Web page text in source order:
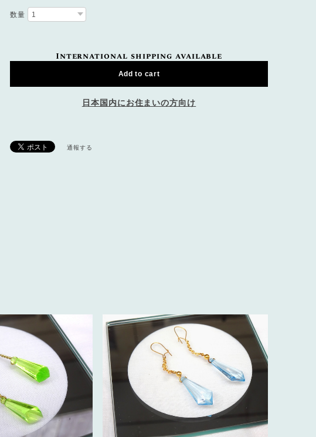
数量
International shipping available
Add to cart
日本国内にお住まいの方向け
通報する